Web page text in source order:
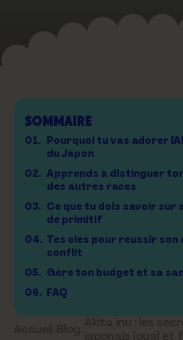
SOMMAIRE
01. Pourquoi tu vas adorer
du Japon
02. Apprends à distinguer
des autres races
03. Ce que tu dois savoir sur
de primitif
04. Tes clés pour réussir son
conflit
05. Gère ton budget et sa
06. FAQ